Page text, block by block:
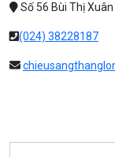
Số 56 Bùi Thị
(024) 38228187